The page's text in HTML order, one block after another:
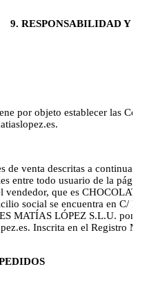
9. RESPONSABILIDAD Y
por objeto establecer las
de venta descritas a continuación
entre todo usuario de la página
vendedor, que es CHOCOLATES
social se encuentra en C/ Pablo
MATÍAS LÓPEZ S.L.U. pone a
. Inscrita en el Registro